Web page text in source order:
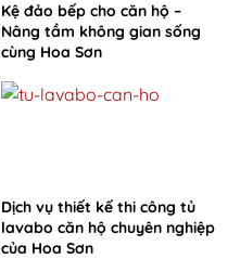
Kệ đảo bếp cho căn hộ –
Nâng tầm không gian sống
cùng Hoa Sơn
Dịch vụ thiết kế thi công tủ
lavabo căn hộ chuyên nghiệp
của Hoa Sơn